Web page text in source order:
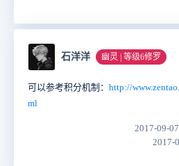
石洋洋 幽灵 | 等级6修罗
可以参考积分机制： http://
ml
2017-09-
2017-